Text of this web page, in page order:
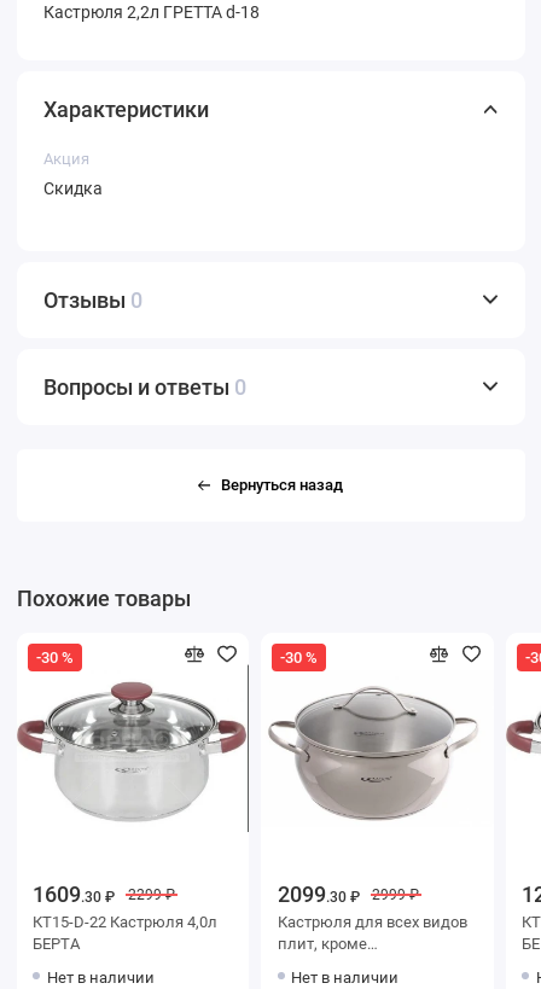
Кастрюля 2,2л ГРЕТТА d-18
Характеристики
Акция
Скидка
Отзывы 0
Вопросы и ответы 0
Вернуться назад
Похожие товары
-30 %
1609.30 ₽ 2299 ₽
КТ15-D-22 Кастрюля 4,0л
БЕРТА
Нет в наличии
-30 %
2099.30 ₽ 2999 ₽
Кастрюля для всех видов
плит, кроме
Нет в наличии
-